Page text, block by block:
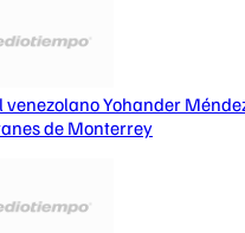
venezolano Yohander
de Monterrey